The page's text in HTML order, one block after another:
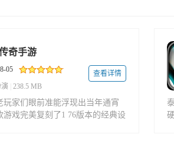
奇手游
05
238.5 MB
查看详情
玩家们眼前准能浮现出当年通宵
戏完美复刻了1 76版本的经典设